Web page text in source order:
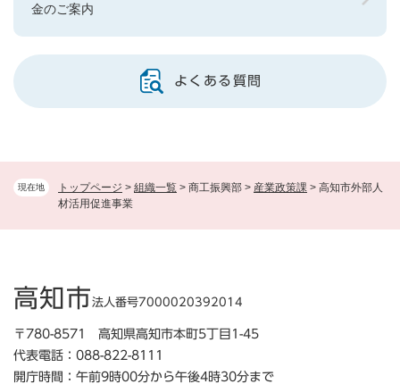
現在地 トップページ > 組織一覧 > 商工振興部 > 産業政策課 > 高知市外部人
材活用促進事業
金のご案内
よくある質問
高知市法人番号7000020392014
〒780-8571 高知県高知市本町5丁目1-45
代表電話：088-822-8111
開庁時間：午前9時00分から午後4時30分まで